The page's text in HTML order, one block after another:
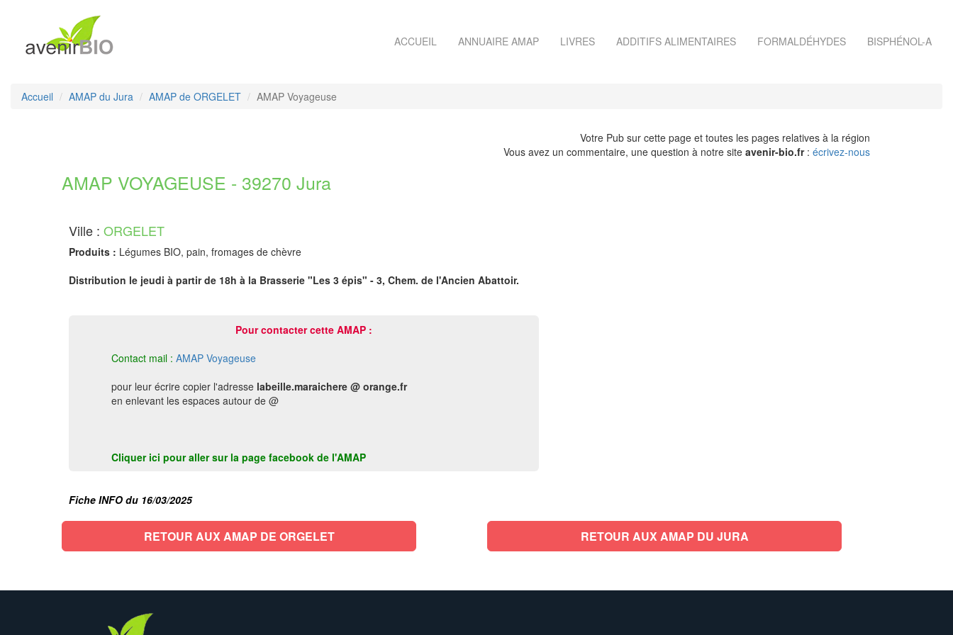
ACCUEIL ANNUAIRE AMAP LIVRES ADDITIFS ALIMENTAIRES FORMALDÉHYDES BISPHÉNOL-A
Accueil AMAP du Jura AMAP de ORGELET AMAP Voyageuse
Votre Pub sur cette page et toutes les pages relatives à la région
Vous avez un commentaire, une question à notre site avenir-bio.fr: écrivez-nous
AMAP VOYAGEUSE - 39270 Jura
Ville : ORGELET
Produits : Légumes BIO, pain, fromages de chèvre
Distribution le jeudi à partir de 18h à la Brasserie "Les 3 épis" - 3, Chem. de l'Ancien Abattoir.
Pour contacter cette AMAP :
Contact mail : AMAP Voyageuse
pour leur écrire copier l'adresse labeille.maraichere @ orange.fr
en enlevant les espaces autour de @
Cliquer ici pour aller sur la page facebook de l'AMAP
Fiche INFO du 16/03/2025
RETOUR AUX AMAP DE ORGELET RETOUR AUX AMAP DU JURA